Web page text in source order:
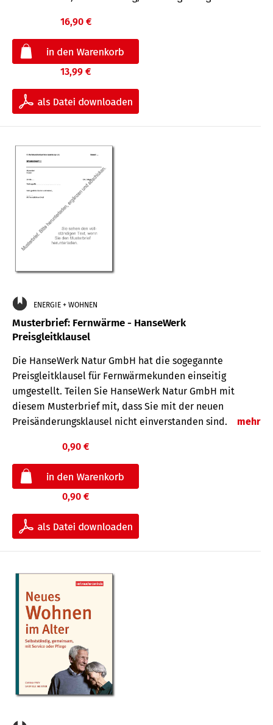
16,90 €
13,99 €
ENERGIE + WOHNEN
Musterbrief: Fernwärme - HanseWerk
Preisgleitklausel
Die HanseWerk Natur GmbH hat die sogegannte
Preisgleitklausel für Fernwärmekunden einseitig
umgestellt. Teilen Sie HanseWerk Natur GmbH mit
diesem Musterbrief mit, dass Sie mit der neuen
Preisänderungsklausel nicht einverstanden sind.
mehr
0,90 €
0,90 €